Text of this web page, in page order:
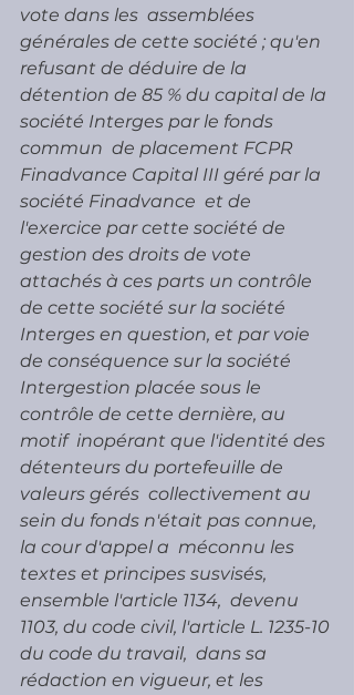
vote dans les  assemblées
générales de cette société ; qu'en
refusant de déduire de la
détention de 85 % du capital de la
société Interges par le fonds
commun  de placement FCPR
Finadvance Capital III géré par la
société Finadvance  et de
l'exercice par cette société de
gestion des droits de vote
attachés à ces parts un contrôle
de cette société sur la société
Interges en question, et par voie
de conséquence sur la société
Intergestion placée sous le
contrôle de cette dernière, au
motif  inopérant que l'identité des
détenteurs du portefeuille de
valeurs gérés  collectivement au
sein du fonds n'était pas connue,
la cour d'appel a  méconnu les
textes et principes susvisés,
ensemble l'article 1134,  devenu
1103, du code civil, l'article L. 1235-10
du code du travail,  dans sa
rédaction en vigueur, et les